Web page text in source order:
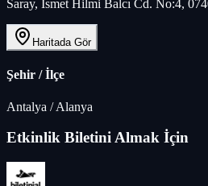
Saray, İsmet Hilmi Balcı Cd. No:4,
Haritada Gör
Şehir / İlçe
Antalya /Alanya
Etkinlik Biletini Almak İçin